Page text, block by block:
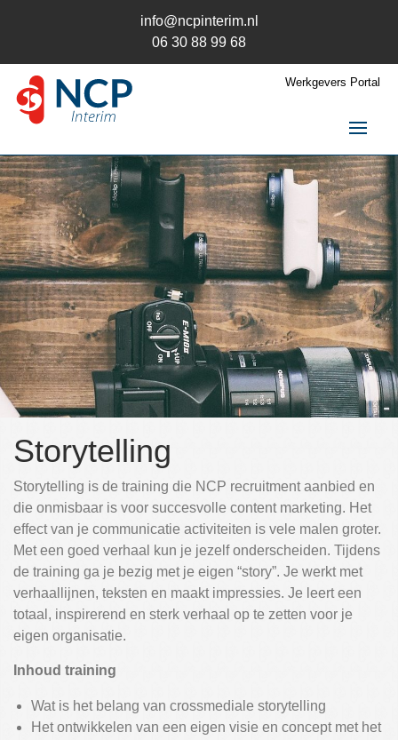
info@ncpinterim.nl
06 30 88 99 68
Werkgevers Portal
NCP Interim
Interim / RPO
Over ons
Opdrachten
Opdrachtgever
Kandidaat
Contact
Storytelling
Storytelling is de training die NCP recruitment aanbied en
die onmisbaar is voor succesvolle content marketing. Het
effect van je communicatie activiteiten is vele malen groter.
Met een goed verhaal kun je jezelf onderscheiden. Tijdens
de training ga je bezig met je eigen “story”. Je werkt met
verhaallijnen, teksten en maakt impressies. Je leert een
totaal, inspirerend en sterk verhaal op te zetten voor je
eigen organisatie.
Inhoud training
Wat is het belang van crossmediale storytelling
Het ontwikkelen van een eigen visie en concept met het